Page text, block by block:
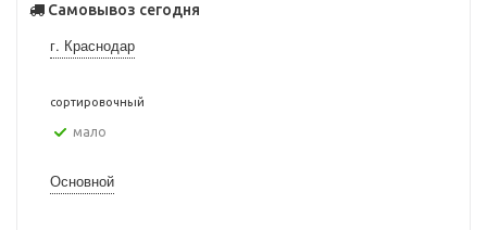
Самовывоз сегодня
г. Краснодар
сортировочный
Мало
Основной